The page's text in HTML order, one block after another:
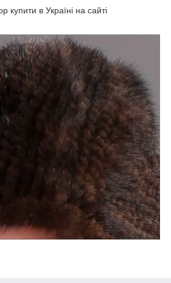
купити в Україні на сайті